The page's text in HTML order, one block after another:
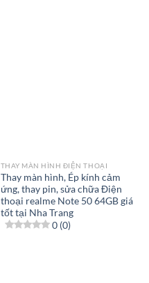
THAY MÀN HÌNH ĐIỆN THOẠI
Thay màn hình, Ép kính cảm
ứng, thay pin, sửa chữa Điện
thoại realme Note 50 64GB giá
tốt tại Nha Trang
0 (0)